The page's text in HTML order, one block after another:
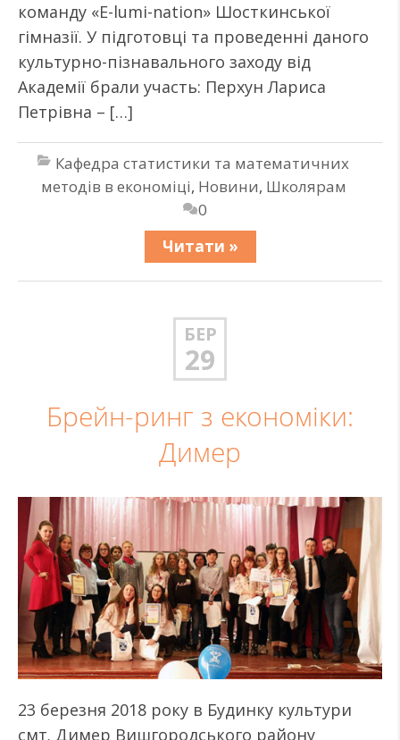
команду «E-lumi-nation» Шосткинської
гімназії. У підготовці та проведенні даного
культурно-пізнавального заходу від
Академії брали участь: Перхун Лариса
Петрівна – […]
Кафедра статистики та математичних
методів в економіці, Новини, Школярам
0
Читати »
БЕР
29
Брейн-ринг з економіки:
Димер
23 березня 2018 року в Будинку культури
смт. Димер Вишгородського району